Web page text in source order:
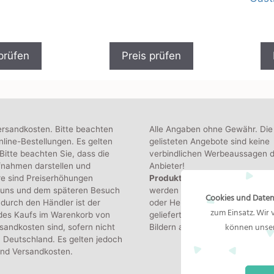
Preis prüfen
Bitte beachten
Bestellungen. Es gelten
beachten Sie, dass die
darstellen und
sind Preiserhöhungen
und dem späteren Besuch
den Händler ist der
Kaufs im Warenkorb von
sind, sofern nicht
Es gelten jedoch
Versandkosten.
Alle Angaben ohne Gewähr. Die
gelisteten Angebote sind keine
verbindlichen Werbeaussagen
Anbieter!
Produktbilder:
Die
werden von den jeweiligen
oder Hersteller bereitgestellt.
gelieferte Produkt kann von
Bildern abweichen.
Cookies und
zum Einsatz.
können